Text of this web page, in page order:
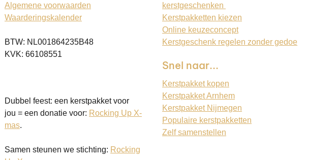
Algemene voorwaarden
Waarderingskalender
BTW: NL001864235B48
KVK: 66108551
Dubbel feest: een kerstpakket voor
jou = een donatie voor: Rocking Up X-
mas.
Samen steunen we stichting: Rocking
kerstgeschenken
Kerstpakketten kiezen
Online keuzeconcept
Kerstgeschenk regelen zonder gedoe
Snel naar...
Kerstpakket kopen
Kerstpakket Arnhem
Kerstpakket Nijmegen
Populaire kerstpakketten
Zelf samenstellen